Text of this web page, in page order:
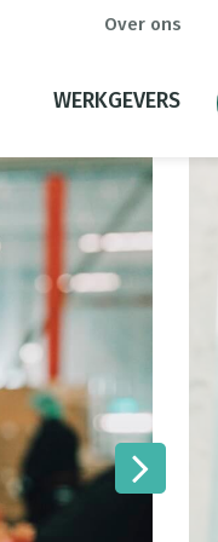
WERKGEVERS
Over ons